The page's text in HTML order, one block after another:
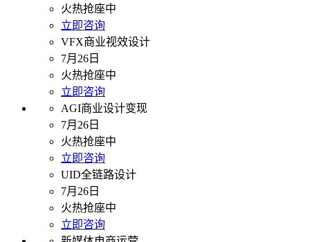
火热抢座中
立即咨询
VFX商业视效设计
7月26日
火热抢座中
立即咨询
AGI商业设计变现
7月26日
火热抢座中
立即咨询
UID全链路设计
7月26日
火热抢座中
立即咨询